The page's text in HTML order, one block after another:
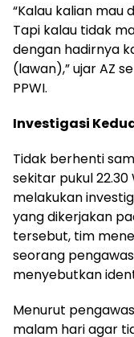
“Kalau kalian mau
Tapi kalau tidak
dengan hadirnya
(lawan),” ujar AZ
PPWI.
Investigasi
Tidak berhenti
sekitar pukul 22.30
melakukan
yang dikerjakan
tersebut, tim
seorang
menyebutkan
Menurut
malam hari agar